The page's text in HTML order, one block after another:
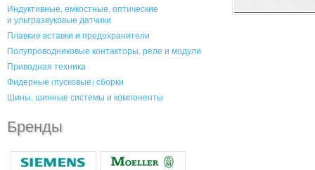
Индуктивные, емкостные, оптические
и ультразвуковые датчики
Плавкие вставки и предохранители
Полупроводниковые контакторы, реле и модули
Приводная техника
Фидерные (пусковые) сборки
Шины, шинные системы и компоненты
Бренды